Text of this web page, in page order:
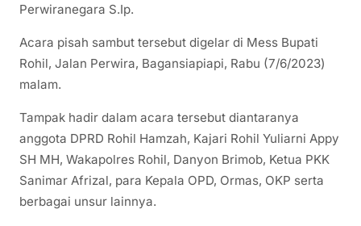
Perwiranegara S.Ip.
Acara pisah sambut tersebut digelar di Mess Bupati
Rohil, Jalan Perwira, Bagansiapiapi, Rabu (7/6/2023)
malam.
Tampak hadir dalam acara tersebut diantaranya
anggota DPRD Rohil Hamzah, Kajari Rohil Yuliarni Appy
SH MH, Wakapolres Rohil, Danyon Brimob, Ketua PKK
Sanimar Afrizal, para Kepala OPD, Ormas, OKP serta
berbagai unsur lainnya.